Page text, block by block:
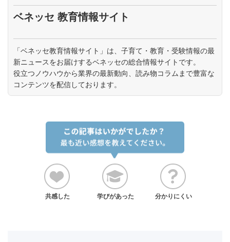
ベネッセ 教育情報サイト
「ベネッセ教育情報サイト」は、子育て・教育・受験情報の最
新ニュースをお届けするベネッセの総合情報サイトです。
役立つノウハウから業界の最新動向、読み物コラムまで豊富な
コンテンツを配信しております。
共感した 学びがあった 分かりにくい